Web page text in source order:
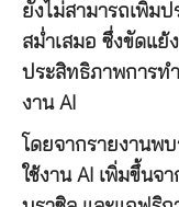
ยังไม่สามารถเพิ่ม
สม่ำเสมอ ซึ่งขัดแ
ประสิทธิภาพการท
งาน AI
โดยจากรายงานพ
ใช้งาน AI เพิ่มขึ้นจ